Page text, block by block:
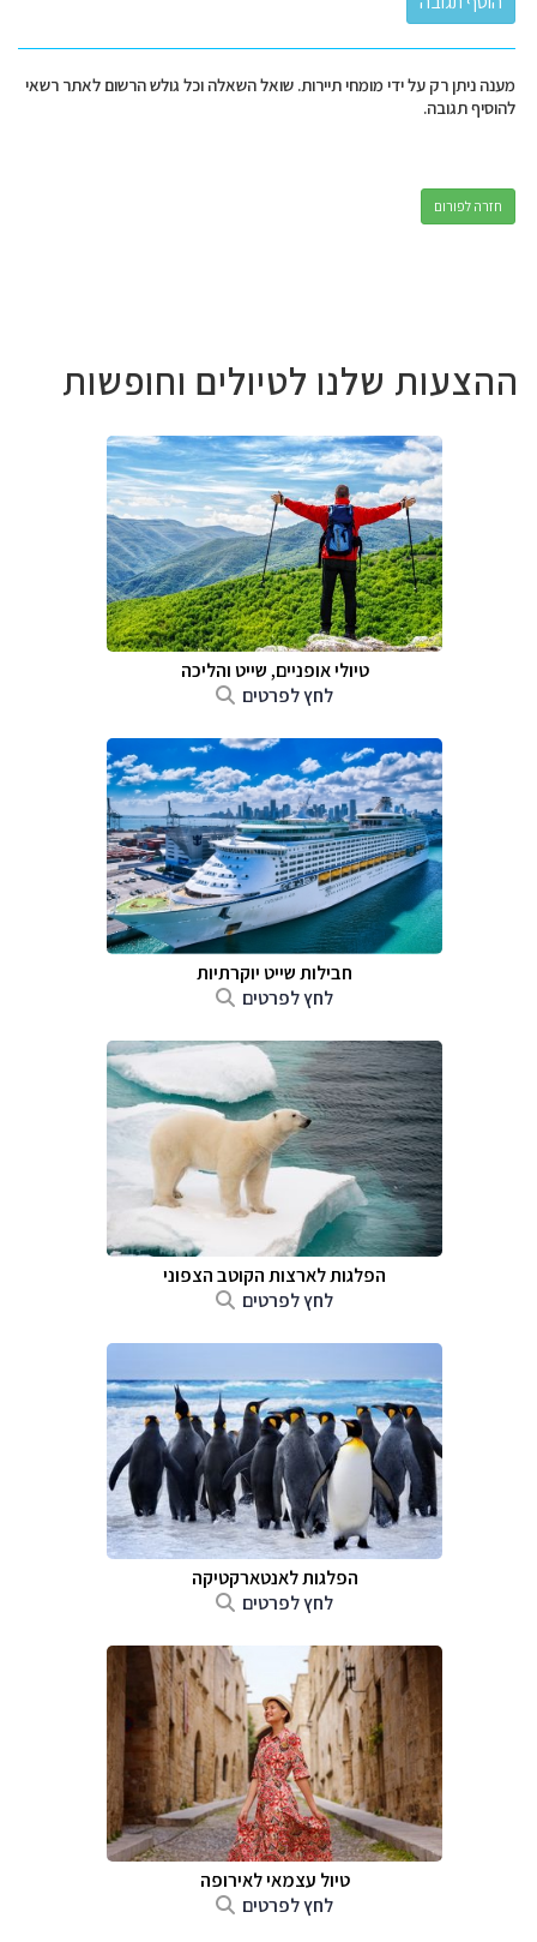
מענה ניתן רק על ידי מומחי תיירות. שואל השאלה וכל גולש הרשום לאתר רשאי
להוסיף תגובה.
חזרה לפורום
ההצעות שלנו לטיולים וחופשות
טיולי אופניים, שייט והליכה
לחץ לפרטים
חבילות שייט יוקרתיות
לחץ לפרטים
הפלגות לארצות הקוטב הצפוני
לחץ לפרטים
הפלגות לאנטארקטיקה
לחץ לפרטים
טיול עצמאי לאירופה
לחץ לפרטים